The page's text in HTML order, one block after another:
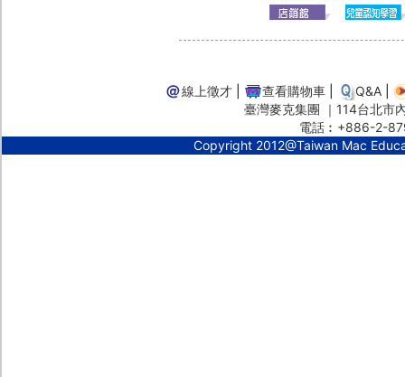
線上徵才 查看購物車 Q&A
臺灣麥克集團 ｜114台北
電話︰+886-2-
Copyright 2012@Taiwan Mac